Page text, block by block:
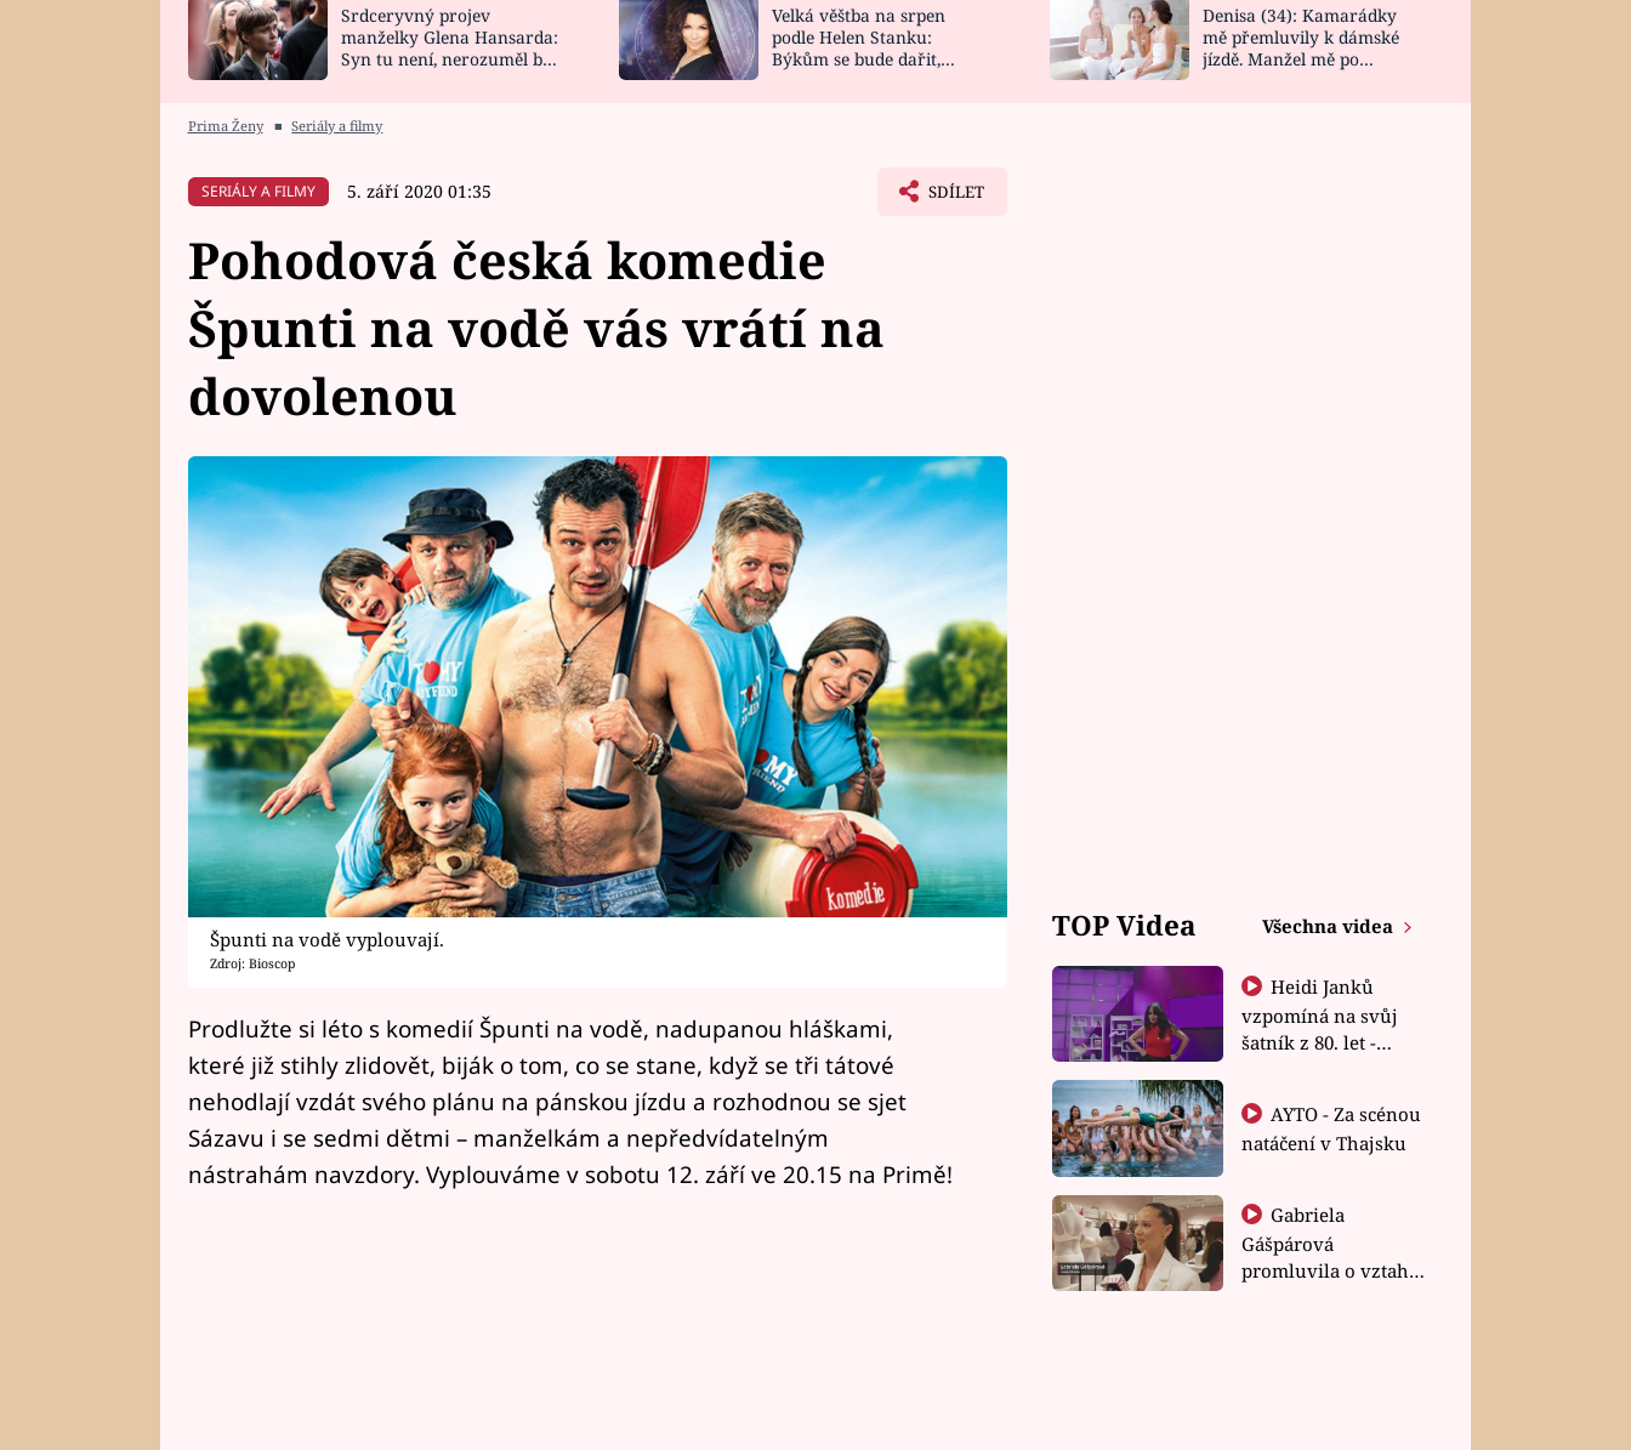
HOROSKOP NA
CELEBRITY
VAŘENÍ
NOVINKY
VIDEORECEPTY
DESIGN
Srdceryvný projev
manželky Glena Hansarda:
Syn tu není, nerozuměl by
Velká věštba na srpen
podle Helen Stanku:
Býkům se bude dařit,
Denisa (34): Kamarádky
mě přemluvily k dámské
jízdě. Manžel mě po
Prima Ženy ■ Seriály a filmy
SERIÁLY A FILMY 5. září 2020 01:35 SDÍLET
Pohodová česká komedie
Špunti na vodě vás vrátí na
dovolenou
Špunti na vodě vyplouvají.
Zdroj: Bioscop
Prodlužte si léto s komedií Špunti na vodě, nadupanou hláškami,
které již stihly zlidovět, biják o tom, co se stane, když se tři tátové
nehodlají vzdát svého plánu na pánskou jízdu a rozhodnou se sjet
Sázavu i se sedmi dětmi – manželkám a nepředvídatelným
nástrahám navzdory. Vyplouváme v sobotu 12. září ve 20.15 na Primě!
TOP Videa Všechna videa
Heidi Janků
vzpomíná na svůj
šatník z 80. let -
natáčení v Thajsku
Gabriela
Gášpárová
promluvila o vztahu